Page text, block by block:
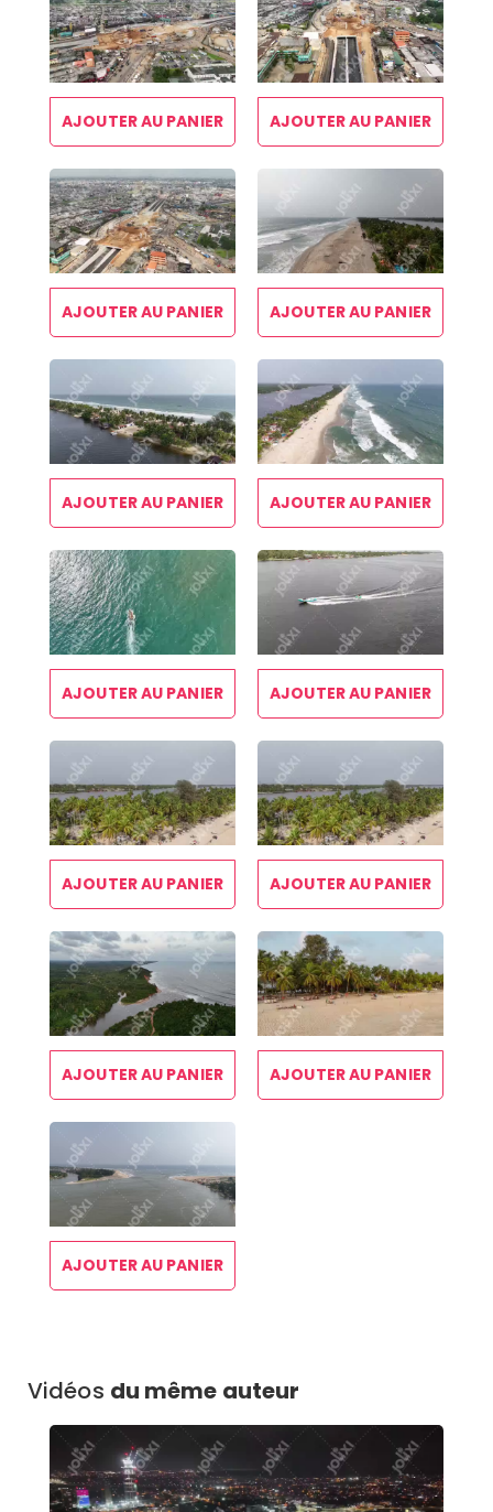
AJOUTER AU PANIER AJOUTER AU PANIER
AJOUTER AU PANIER AJOUTER AU PANIER
AJOUTER AU PANIER AJOUTER AU PANIER
AJOUTER AU PANIER AJOUTER AU PANIER
AJOUTER AU PANIER AJOUTER AU PANIER
AJOUTER AU PANIER AJOUTER AU PANIER
AJOUTER AU PANIER
Vidéos du même auteur